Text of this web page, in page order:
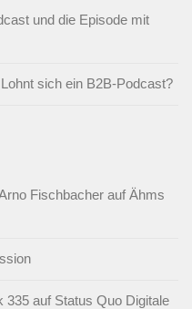
und die Episode mit
sich ein B2B-Podcast?
Fischbacher auf Ähms
335 auf Status Quo Digitale